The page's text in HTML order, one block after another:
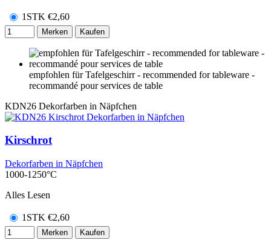
1STK €2,60
Merken Kaufen
empfohlen für Tafelgeschirr - recommended for tableware -
recommandé pour services de table
KDN26 Dekorfarben in Näpfchen
Kirschrot
Dekorfarben in Näpfchen
1000-1250°C
Alles Lesen
1STK €2,60
Merken Kaufen